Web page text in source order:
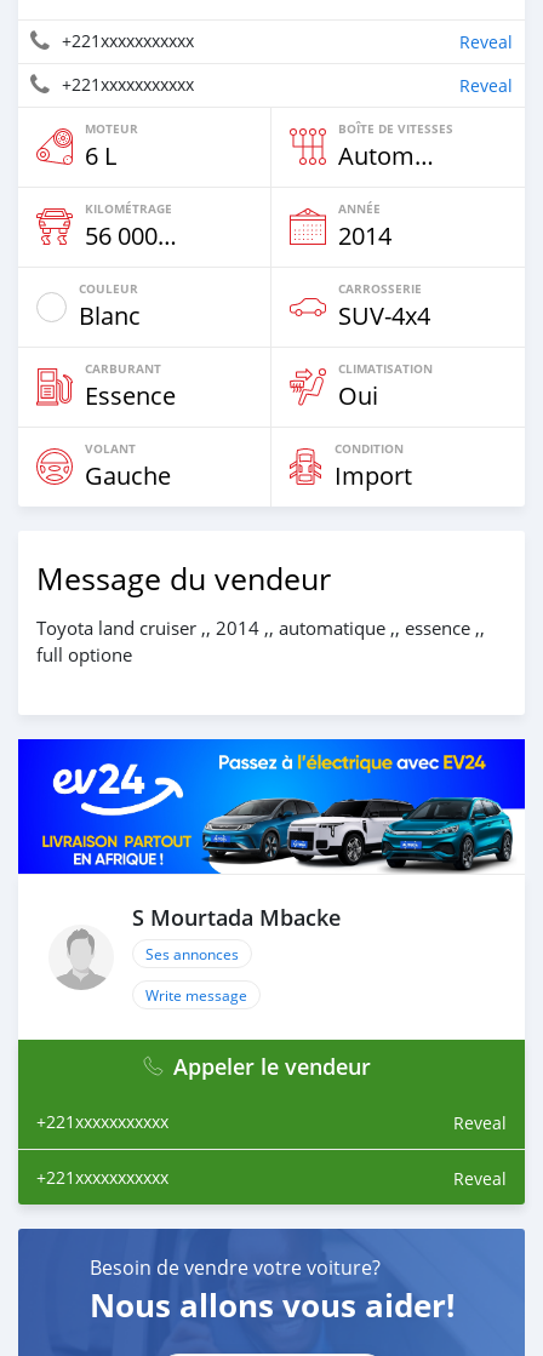
+221xxxxxxxxxxx
Reveal
+221xxxxxxxxxxx
Reveal
MOTEUR
6 L
BOÎTE DE VITESSES
Automatique
KILOMÉTRAGE
56 000 Km
ANNÉE
2014
COULEUR
Blanc
CARROSSERIE
SUV‒4x4
CARBURANT
Essence
CLIMATISATION
Oui
VOLANT
Gauche
CONDITION
Import
Message du vendeur
Toyota land cruiser ,, 2014 ,, automatique ,, essence ,,
full optione
S Mourtada Mbacke
Ses annonces
Write message
Appeler le vendeur
+221xxxxxxxxxxx Reveal
+221xxxxxxxxxxx Reveal
Besoin de vendre votre voiture?
Nous allons vous aider!